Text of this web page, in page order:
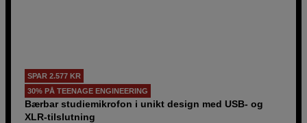
SPAR 2.577 KR
30% PÅ TEENAGE ENGINEERING
Bærbar studiemikrofon i unikt design med USB- og
XLR-tilslutning